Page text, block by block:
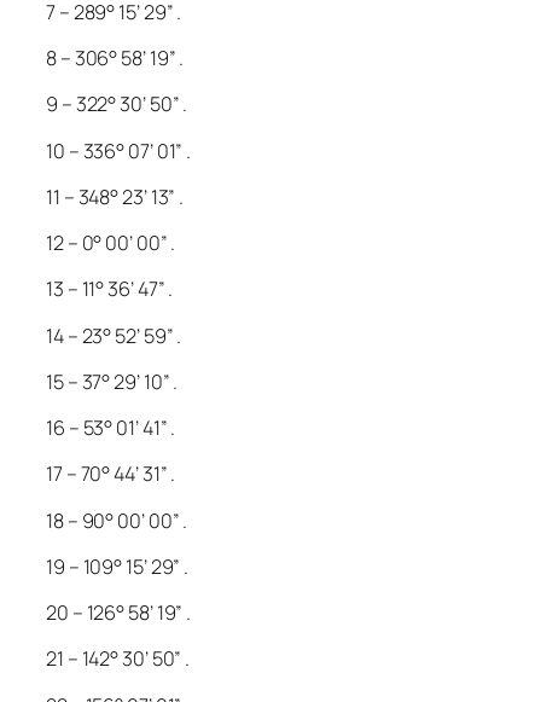
7 – 289° 15’ 29” .
8 – 306° 58’ 19” .
9 – 322° 30’ 50” .
10 – 336° 07’ 01” .
11 – 348° 23’ 13” .
12 – 0° 00’ 00” .
13 – 11° 36’ 47” .
14 – 23° 52’ 59” .
15 – 37° 29’ 10” .
16 – 53° 01’ 41” .
17 – 70° 44’ 31” .
18 – 90° 00’ 00” .
19 – 109° 15’ 29” .
20 – 126° 58’ 19” .
21 – 142° 30’ 50” .